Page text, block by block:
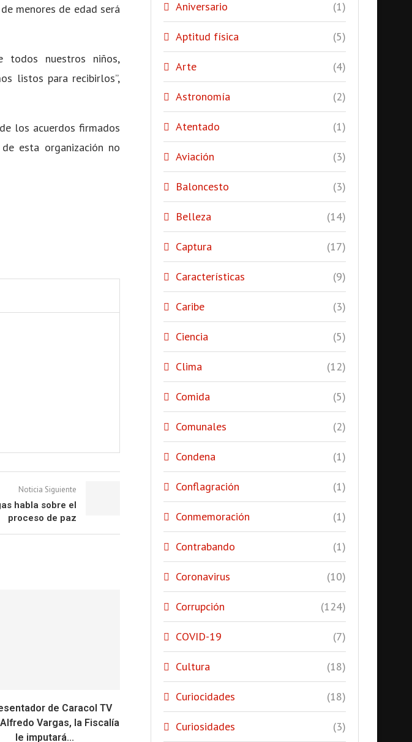
menores de edad será
nuestros niños,
listos para recibirlos”,
los acuerdos firmados
esta organización no
Noticia Siguiente
habla sobre el
proceso de paz
de Caracol TV
Vargas, la Fiscalía
le imputará...
Aniversario (1)
Aptitud física (5)
Arte (4)
Astronomía (2)
Atentado (1)
Aviación (3)
Baloncesto (3)
Belleza (14)
Captura (17)
Características (9)
Caribe (3)
Ciencia (5)
Clima (12)
Comida (5)
Comunales (2)
Condena (1)
Conflagración (1)
Conmemoración (1)
Contrabando (1)
Coronavirus (10)
Corrupción (124)
COVID-19 (7)
Cultura (18)
Curiocidades (18)
Curiosidades (3)